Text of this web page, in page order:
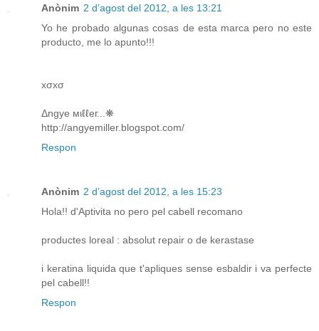
Anònim 2 d’agost del 2012, a les 13:21
Yo he probado algunas cosas de esta marca pero no este
producto, me lo apunto!!!
xσxσ
Δngye мιℓℓeг...❋
http://angyemiller.blogspot.com/
Respon
Anònim 2 d’agost del 2012, a les 15:23
Hola!! d'Aptivita no pero pel cabell recomano
productes loreal : absolut repair o de kerastase
i keratina liquida que t'apliques sense esbaldir i va perfecte
pel cabell!!
Respon